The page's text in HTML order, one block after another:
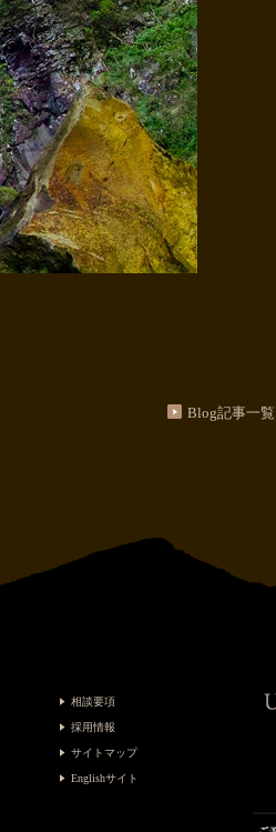
Blog記事一覧
相談要項
採用情報
サイトマップ
Englishサイト